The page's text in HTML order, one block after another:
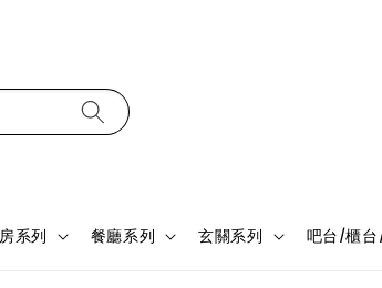
系列 餐廳系列 玄關系列 吧台/櫃